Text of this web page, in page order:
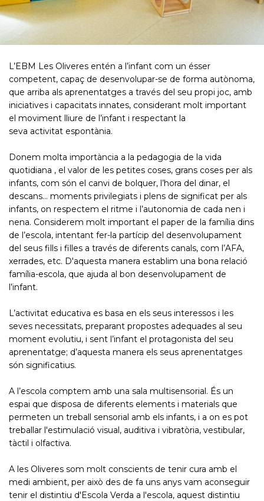
L’EBM Les Oliveres entén a l’infant com un ésser
competent, capaç de desenvolupar-se de forma autònoma,
que arriba als aprenentatges a través del seu propi joc, amb
iniciatives i capacitats innates, considerant molt important
el moviment lliure de l’infant i respectant la
seva activitat espontània.
Donem molta importància a la pedagogia de la vida
quotidiana , el valor de les petites coses, grans coses per als
infants, com són el canvi de bolquer, l’hora del dinar, el
descans... moments privilegiats i plens de significat per als
infants, on respectem el ritme i l’autonomia de cada nen i
nena. Considerem molt important el paper de la família dins
de l’escola, intentant fer-la partícip del desenvolupament
del seus fills i filles a través de diferents canals, com l’AFA,
xerrades, etc. D'aquesta manera establim una bona relació
família-escola, que ajuda al bon desenvolupament de
l’infant.
L’activitat educativa es basa en els seus interessos i les
seves necessitats, preparant propostes adequades al seu
moment evolutiu, i sent l’infant el protagonista del seu
aprenentatge; d’aquesta manera els seus aprenentatges
són significatius.
A l’escola comptem amb una sala multisensorial. És un
espai que disposa de diferents elements i materials que
permeten un treball sensorial amb els infants, i a on es pot
treballar l'estimulació visual, auditiva i vibratòria, vestibular,
tàctil i olfactiva.
A les Oliveres som molt conscients de tenir cura amb el
medi ambient, per això des de fa uns anys vam aconseguir
tenir el distintiu d'Escola Verda a l'escola, aquest distintiu